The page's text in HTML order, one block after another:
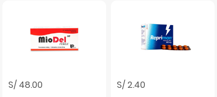
S/ 48.00 S/ 2.40